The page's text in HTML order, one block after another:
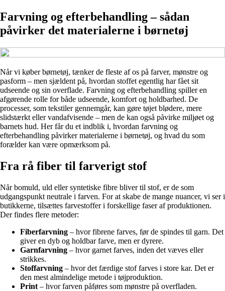
Farvning og efterbehandling – sådan
påvirker det materialerne i børnetøj
Når vi køber børnetøj, tænker de fleste af os på farver, mønstre og
pasform – men sjældent på, hvordan stoffet egentlig har fået sit
udseende og sin overflade. Farvning og efterbehandling spiller en
afgørende rolle for både udseende, komfort og holdbarhed. De
processer, som tekstiler gennemgår, kan gøre tøjet blødere, mere
slidstærkt eller vandafvisende – men de kan også påvirke miljøet og
barnets hud. Her får du et indblik i, hvordan farvning og
efterbehandling påvirker materialerne i børnetøj, og hvad du som
forælder kan være opmærksom på.
Fra rå fiber til farverigt stof
Når bomuld, uld eller syntetiske fibre bliver til stof, er de som
udgangspunkt neutrale i farven. For at skabe de mange nuancer, vi ser i
butikkerne, tilsættes farvestoffer i forskellige faser af produktionen.
Der findes flere metoder:
Fiberfarvning – hvor fibrene farves, før de spindes til garn. Det
giver en dyb og holdbar farve, men er dyrere.
Garnfarvning – hvor garnet farves, inden det væves eller
strikkes.
Stoffarvning – hvor det færdige stof farves i store kar. Det er
den mest almindelige metode i tøjproduktion.
Print – hvor farven påføres som mønstre på overfladen.